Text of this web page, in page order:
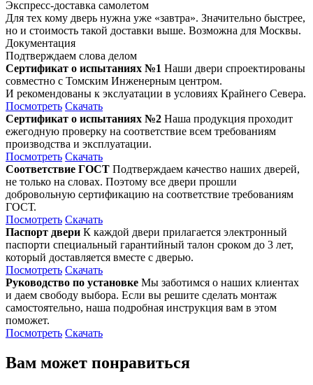
Экспресс-доставка самолетом
Для тех кому дверь нужна уже «завтра». Значительно быстрее,
но и стоимость такой доставки выше. Возможна для Москвы.
Документация
Подтверждаем слова делом
Сертификат о испытаниях №1 Наши двери спроектированы
совместно с Томским Инженерным центром.
И рекомендованы к экслуатации в условиях Крайнего Севера.
Посмотреть Скачать
Сертификат о испытаниях №2 Наша продукция проходит
ежегодную проверку на соответствие всем требованиям
производства и эксплуатации.
Посмотреть Скачать
Соответствие ГОСТ Подтверждаем качество наших дверей,
не только на словах. Поэтому все двери прошли
добровольную сертификацию на соответствие требованиям
ГОСТ.
Посмотреть Скачать
Паспорт двери К каждой двери прилагается электронный
паспорти специальный гарантийный талон сроком до 3 лет,
который доставляется вместе с дверью.
Посмотреть Скачать
Руководство по установке Мы заботимся о наших клиентах
и даем свободу выбора. Если вы решите сделать монтаж
самостоятельно, наша подробная инструкция вам в этом
поможет.
Посмотреть Скачать
Вам может понравиться